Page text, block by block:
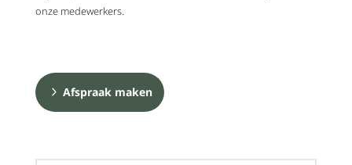
onze medewerkers.
Afspraak maken